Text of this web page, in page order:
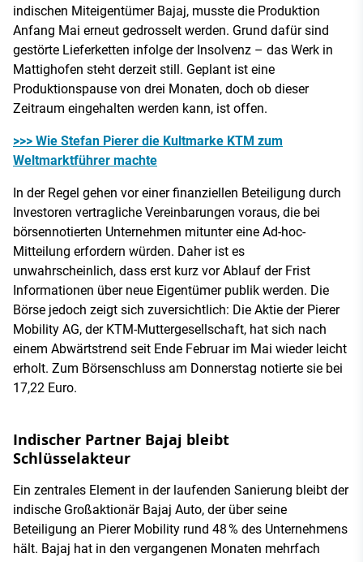
indischen Miteigentümer Bajaj, musste die Produktion
Anfang Mai erneut gedrosselt werden. Grund dafür sind
gestörte Lieferketten infolge der Insolvenz – das Werk in
Mattighofen steht derzeit still. Geplant ist eine
Produktionspause von drei Monaten, doch ob dieser
Zeitraum eingehalten werden kann, ist offen.
>>> Wie Stefan Pierer die Kultmarke KTM zum
Weltmarktführer machte
In der Regel gehen vor einer finanziellen Beteiligung durch
Investoren vertragliche Vereinbarungen voraus, die bei
börsennotierten Unternehmen mitunter eine Ad-hoc-
Mitteilung erfordern würden. Daher ist es
unwahrscheinlich, dass erst kurz vor Ablauf der Frist
Informationen über neue Eigentümer publik werden. Die
Börse jedoch zeigt sich zuversichtlich: Die Aktie der Pierer
Mobility AG, der KTM-Muttergesellschaft, hat sich nach
einem Abwärtstrend seit Ende Februar im Mai wieder leicht
erholt. Zum Börsenschluss am Donnerstag notierte sie bei
17,22 Euro.
Indischer Partner Bajaj bleibt
Schlüsselakteur
Ein zentrales Element in der laufenden Sanierung bleibt der
indische Großaktionär Bajaj Auto, der über seine
Beteiligung an Pierer Mobility rund 48 % des Unternehmens
hält. Bajaj hat in den vergangenen Monaten mehrfach